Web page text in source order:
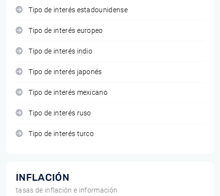
Tipo de interés estadounidense
Tipo de interés europeo
Tipo de interés indio
Tipo de interés japonés
Tipo de interés mexicano
Tipo de interés ruso
Tipo de interés turco
INFLACIÓN
tasas de inflación e información